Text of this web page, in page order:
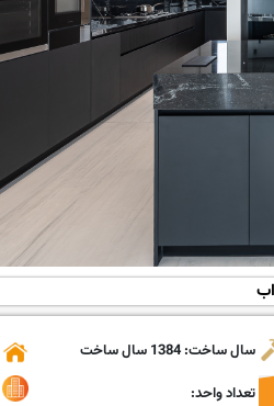
سال ساخت: 1384 سال ساخت
تعداد واحد: